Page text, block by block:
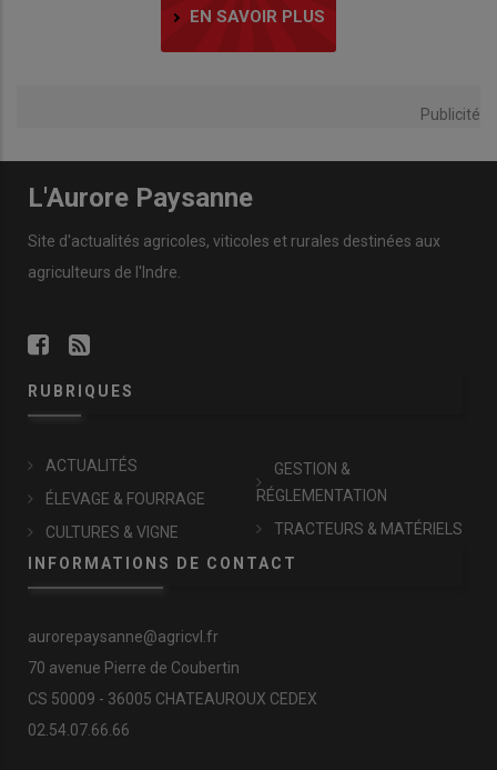
EN SAVOIR PLUS
Publicité
L'Aurore Paysanne
Site d'actualités agricoles, viticoles et rurales destinées aux
agriculteurs de l'Indre.
RUBRIQUES
ACTUALITÉS
ÉLEVAGE & FOURRAGE
CULTURES & VIGNE
GESTION &
RÉGLEMENTATION
TRACTEURS & MATÉRIELS
INFORMATIONS DE CONTACT
aurorepaysanne@agricvl.fr
70 avenue Pierre de Coubertin
CS 50009 - 36005 CHATEAUROUX CEDEX
02.54.07.66.66